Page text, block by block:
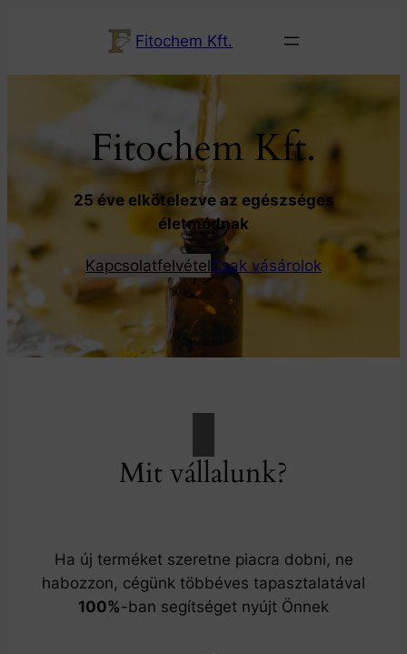
Fitochem Kft.
Fitochem Kft.
25 éve elkötelezve az egészséges
életmódnak
KapcsolatfelvételCsak vásárolok
Mit vállalunk?
Ha új terméket szeretne piacra dobni, ne
habozzon, cégünk többéves tapasztalatával
100%-ban segítséget nyújt Önnek